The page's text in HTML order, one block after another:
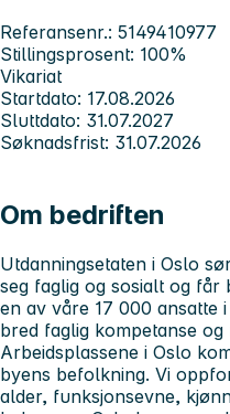
Referansenr.: 5149410977
Stillingsprosent: 100%
Vikariat
Startdato: 17.08.2026
Sluttdato: 31.07.2027
Søknadsfrist: 31.07.2026
Om bedriften
Utdanningsetaten i Oslo
seg faglig og sosialt og får
en av våre 17 000 ansatte
bred faglig kompetanse
Arbeidsplassene i Oslo
byens befolkning. Vi
alder, funksjonsevne,